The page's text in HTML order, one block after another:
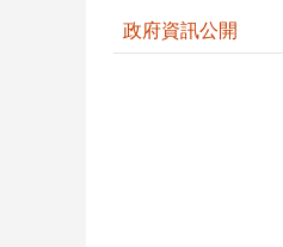
政府資訊公開